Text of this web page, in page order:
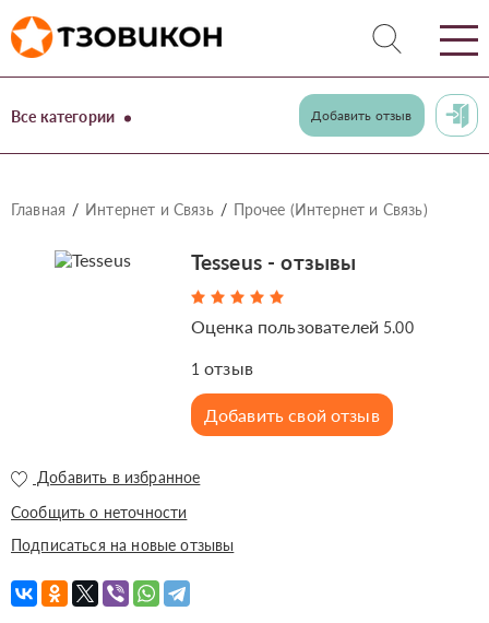
Все категории Добавить отзыв
Главная Интернет и Связь Прочее (Интернет и Связь)
Tesseus - отзывы
Оценка пользователей 5.00
1 отзыв
Добавить свой отзыв
Добавить в избранное
Сообщить о неточности
Подписаться на новые отзывы